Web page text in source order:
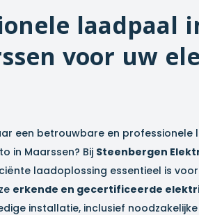
laadpaal
voor uw
een betrouwbare en
in Maarssen? Bij Steenbergen
laadoplossing essentieel is
erkende en gecertificeerde
installatie, inclusief